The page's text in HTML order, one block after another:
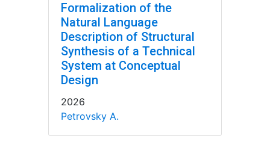
Formalization of the
Natural Language
Description of Structural
Synthesis of a Technical
System at Conceptual
Design
2026
Petrovsky A.